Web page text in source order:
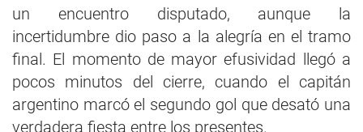
un encuentro disputado, aunque la
incertidumbre dio paso a la alegría en el tramo
final. El momento de mayor efusividad llegó a
pocos minutos del cierre, cuando el capitán
argentino marcó el segundo gol que desató una
verdadera fiesta entre los presentes.